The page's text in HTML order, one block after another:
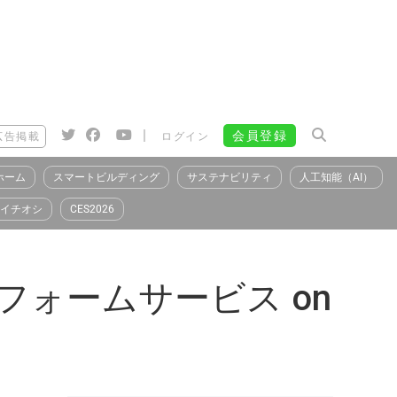
告掲載 | ログイン 会員登録
ーム スマートビルディング サステナビリティ 人工知能（AI）
イチオシ CES2026
ォームサービス on